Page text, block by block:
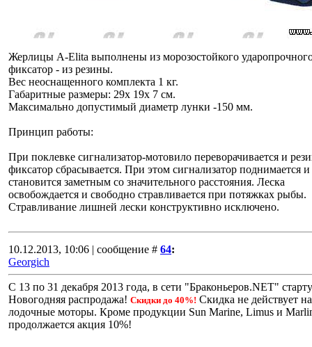
Жерлицы A-Elita выполнены из морозостойкого
фиксатор - из резины.
Вес неоснащенного комплекта 1 кг.
Габаритные размеры: 29х 19х 7 см.
Максимально допустимый диаметр лунки -150 мм.
Принцип работы:
При поклевке сигнализатор-мотовило переворачивается и
фиксатор сбрасывается. При этом сигнализатор поднимается и
становится заметным со значительного расстояния. Леска
освобождается и свободно стравливается при потяжках рыбы.
Стравливание лишней лески конструктивно исключено.
10.12.2013, 10:06 | сообщение # 64:
Georgich
С 13 по 31 декабря 2013 года, в сети "Браконьеров.NET"
Новогодняя распродажа! Скидки до 40%! Скидка не действует
лодочные моторы. Кроме продукции Sun Marine, Limus и
продолжается акция 10%!